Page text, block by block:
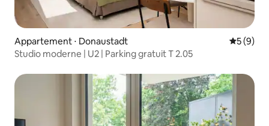
Appartement ⋅ Donaustadt
5 (9)
Studio moderne | U2 | Parking gratuit T 2.05